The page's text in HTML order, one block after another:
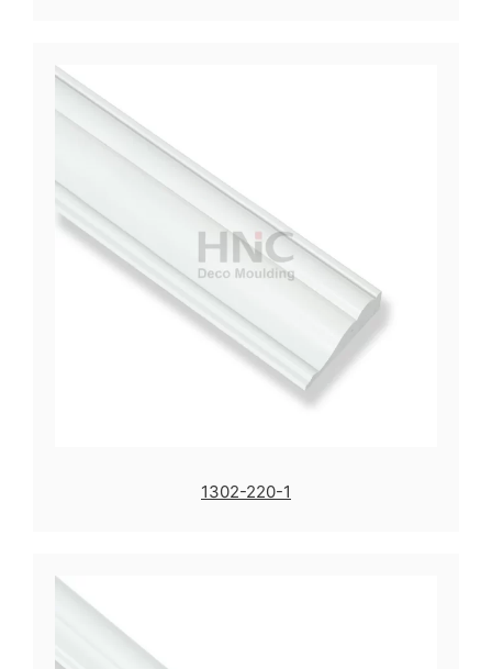
1302-220-1